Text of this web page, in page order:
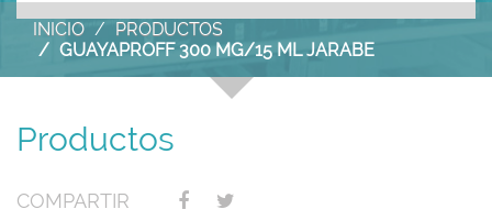
INICIO
PRODUCTOS
GUAYAPROFF 300 MG/15 ML JARABE
Productos
COMPARTIR